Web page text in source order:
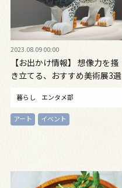
2023.08.09 00:00
【お出かけ情報】 想像力を搔
き立てる、おすすめ美術展3選
暮らし エンタメ部
アート イベント